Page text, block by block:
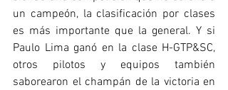
un campeón, la clasificación por clases
es más importante que la general. Y si
Paulo Lima ganó en la clase H-GTP&SC,
otros pilotos y equipos también
saborearon el champán de la victoria en